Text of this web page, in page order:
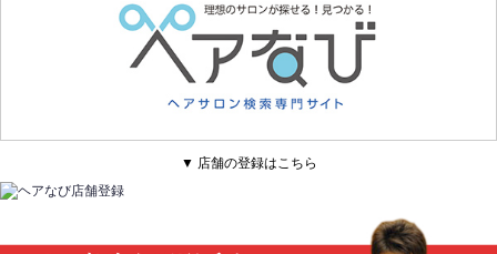
▼ 店舗の登録はこちら